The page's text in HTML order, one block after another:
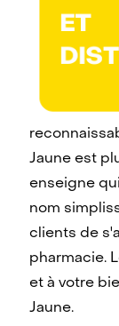
Jaune est
enseigne
nom
clients de
pharmacie.
et à votre
Jaune.